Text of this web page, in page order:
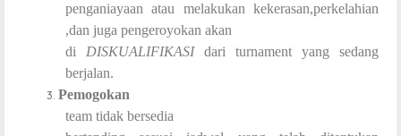
penganiayaan atau melakukan kekerasan,perkelahian
,dan juga pengeroyokan akan
di DISKUALIFIKASI dari turnament yang sedang
berjalan.
Pemogokan
team tidak bersedia